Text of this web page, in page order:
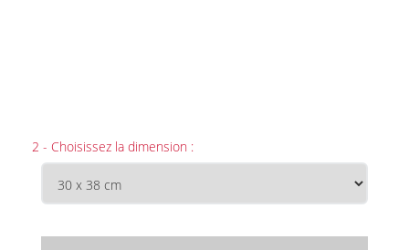
2 - Choisissez la dimension :